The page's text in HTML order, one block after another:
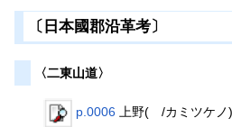
〔日本國郡沿革考〕
〈二東山道〉
p.0006 上野( /カミツケ